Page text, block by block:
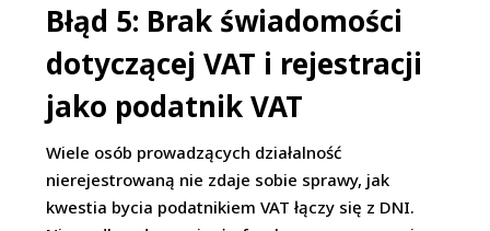
Błąd 5: Brak świadomości
dotyczącej VAT i rejestracji
jako podatnik VAT
Wiele osób prowadzących działalność
nierejestrowaną nie zdaje sobie sprawy, jak
kwestia bycia podatnikiem VAT łączy się z DNI.